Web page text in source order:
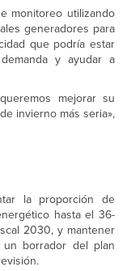
monitoreo utilizando
generadores para
que podría estar
y ayudar a
mejorar su
invierno más seria»,
la proporción de
hasta el 36-
2030, y mantener
borrador del plan